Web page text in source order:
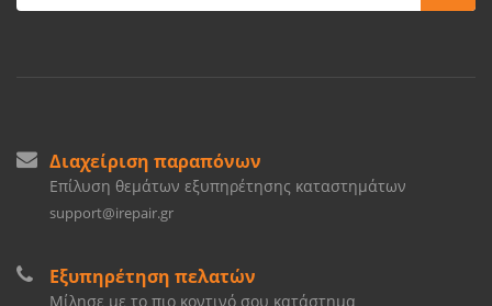
Διαχείριση παραπόνων
Επίλυση θεμάτων εξυπηρέτησης καταστημάτων
support@irepair.gr
Εξυπηρέτηση πελατών
Μίλησε με το πιο κοντινό σου κατάστημα